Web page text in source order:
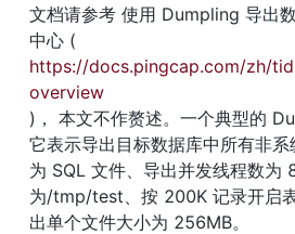
文档请参考 使用 Dumpling 导出
中心 (
https://docs.pingcap.com/zh/
overview
)， 本文不作赘述。一个典型的
它表示导出目标数据库中所有非
为 SQL 文件、导出并发线程数为
为/tmp/test、按 200K 记录开启
出单个文件大小为 256MB。